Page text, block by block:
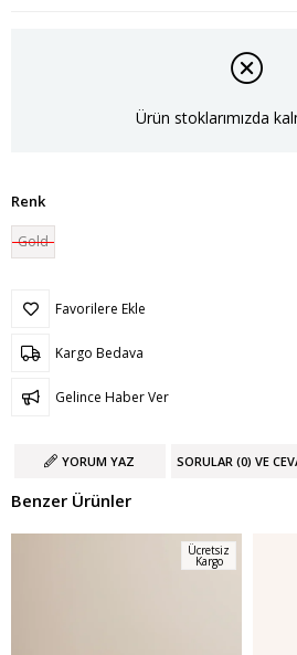
Ürün stoklarımızda
Renk
Gold
Favorilere Ekle
Kargo Bedava
Gelince Haber Ver
YORUM YAZ SORULAR (0) VE
Benzer Ürünler
Ücretsiz
Kargo